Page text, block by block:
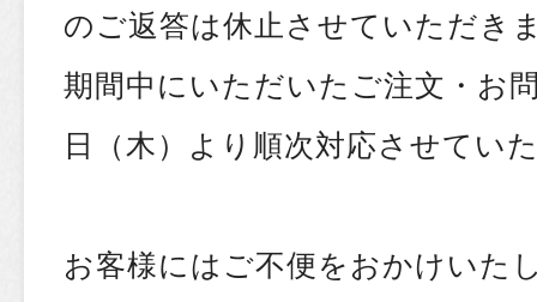
のご返答は休止させていただき
期間中にいただいたご注文・お
日（木）より順次対応させてい
お客様にはご不便をおかけいた